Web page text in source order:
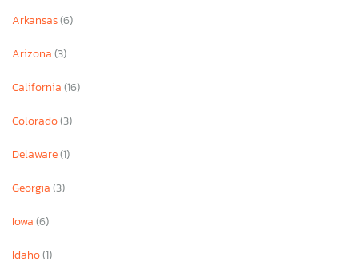
Arkansas(6)
Arizona(3)
California(16)
Colorado(3)
Delaware(1)
Georgia(3)
Iowa(6)
Idaho(1)